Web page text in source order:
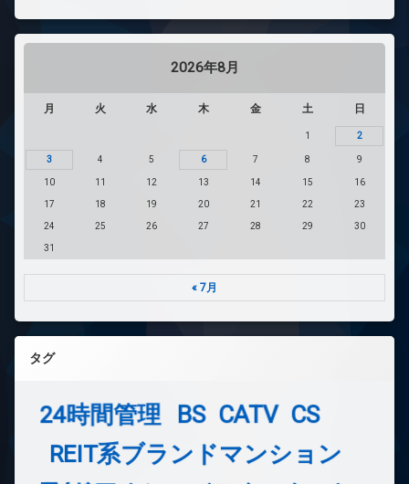
2026年8月
月 火 水 木 金 土 日
1 2
3 4 5 6 7 8 9
10 11 12 13 14 15 16
17 18 19 20 21 22 23
24 25 26 27 28 29 30
31
« 7月
タグ
24時間管理 BS CATV CS
REIT系ブランドマンション